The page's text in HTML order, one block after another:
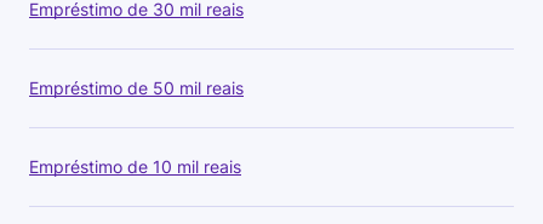
Empréstimo de 30 mil reais
Empréstimo de 50 mil reais
Empréstimo de 10 mil reais